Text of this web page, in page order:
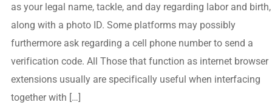
as your legal name, tackle, and day regarding labor and birth,
along with a photo ID. Some platforms may possibly
furthermore ask regarding a cell phone number to send a
verification code. All Those that function as internet browser
extensions usually are specifically useful when interfacing
together with […]